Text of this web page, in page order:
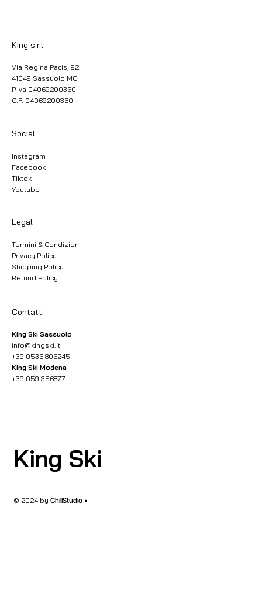
King s.r.l.
Via Regina Pacis, 92
41049 Sassuolo MO
P.Iva 04069200360
C.F. 04069200360
Social
Instagram
Facebook
Tiktok
Youtube
Legal
Termini & Condizioni
Privacy Policy
Shipping Policy
Refund Policy
Contatti
King Ski Sassuolo
info@kingski.it
+39 0536 806245
King Ski Modena
+39 059 356877
King Ski
© 2024 by ChillStudio •